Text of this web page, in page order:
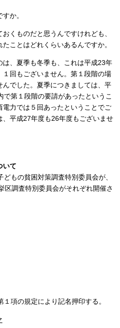
か。
くものだと思うんですけれども、
ことはどれくらいあるんですか。
、夏季も冬季も、これは平成23年
回もございません。第１段階の場
でした。夏季につきましては、平
第１段階の要請があったというこ
力では５回あったということでご
平成27年度も26年度もございませ
いて
もの貧困対策調査特別委員会が、
区調査特別委員会がそれぞれ開催さ
項の規定により記名押印する。